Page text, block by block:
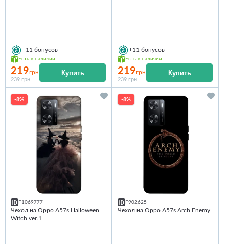
+11 бонусов
Есть в наличии
219грн
239 грн
Купить
+11 бонусов
Есть в наличии
219грн
239 грн
Купить
-8%
F1069777
Чехол на Oppo A57s Halloween
Witch ver.1
-8%
F902625
Чехол на Oppo A57s Arch Enemy